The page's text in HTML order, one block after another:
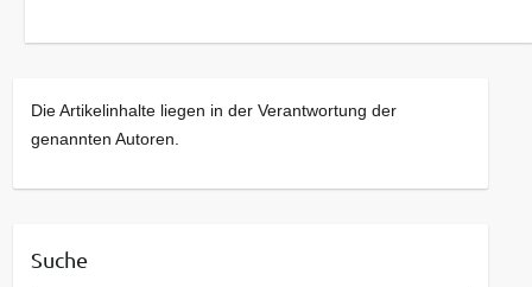
Die Artikelinhalte liegen in der Verantwortung der
genannten Autoren.
Suche